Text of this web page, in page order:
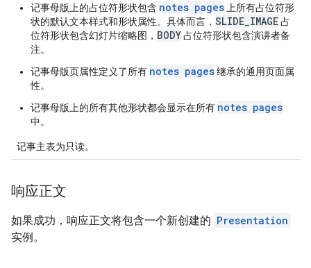
记事母版上的占位符形状包含 notes pages 上所有占位符形
状的默认文本样式和形状属性。具体而言， SLIDE_IMAGE占
位符形状包含幻灯片缩略图， BODY占位符形状包含演讲者备
注。
记事母版页属性定义了所有 notes pages继承的通用页面属
性。
记事母版上的所有其他形状都会显示在所有 notes pages
中。
记事主表为只读。
响应正文
如果成功，响应正文将包含一个新创建的 Presentation
实例。